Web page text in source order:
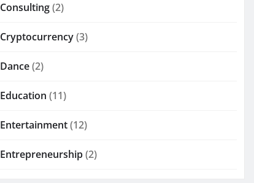
Consulting(2)
Cryptocurrency(3)
Dance(2)
Education (11)
Entertainment(12)
Entrepreneurship(2)